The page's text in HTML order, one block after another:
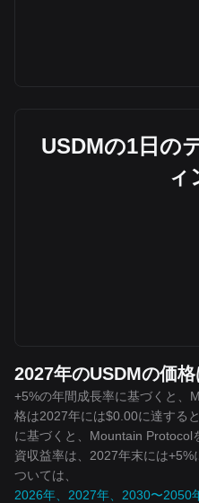
USDMの1日の
ィ
2027年のUSDMの価
+5%の年間成長率に基づくと、
格は2027年には$0.00に達する
に基づくと、Mountain Protocol
資収益率は、2027年末には
ついては、
2026年、2027年、2030〜2050